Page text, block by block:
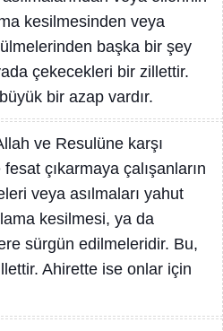
kesilmesinden veya
başka bir şey
çekecekleri bir zillettir.
bir azap vardır.
ve Resulüne karşı
çıkarmaya çalışanların
veya asılmaları yahut
kesilmesi, ya da
sürgün edilmeleridir. Bu,
Ahirette ise onlar için